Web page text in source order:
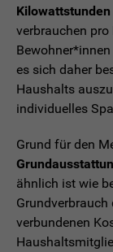
Kilowattstunden
verbrauchen
es sich daher
Haushalts
individuelles
Grund für den
ähnlich ist wie
verbundenen